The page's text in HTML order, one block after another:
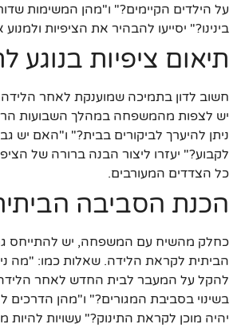
על הילדים הקיימים?" ו"מהן המשימות
בינינו?" יסייעו להבהיר את הציפיות ולמנוע
תיאום ציפיות בנוגע
חשוב לדון בתמיכה שמוענקת לאחר
יש לצפות מהמשפחה במהלך השבועות
ניתן להיערך לביקורים בבית?" ו"האם יש
לקבוע?" יעזרו ליצור הבנה ברורה של
כל הצדדים המעורבים.
הכנת הסביבה
כחלק מהשיח עם המשפחה, יש להתייחס
הביתית לקראת הלידה. שאלות כמו: "מה
להקל על המעבר לבית החדש לאחר
בשינוי בסביבת המגורים?" ו"מהן
יהיה מוכן לקראת התינוק?" עשויות להיות